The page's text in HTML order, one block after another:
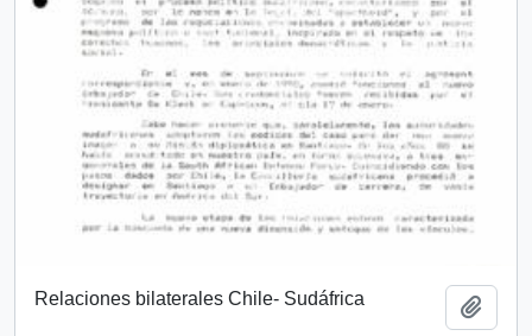
Relaciones bilaterales Chile- Sudáfrica